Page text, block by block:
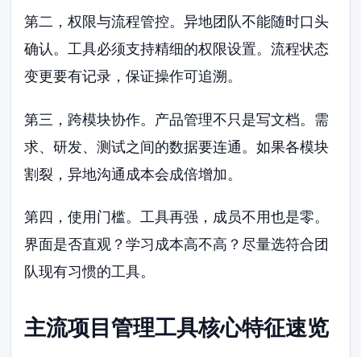
第二，权限与流程管控。异地团队不能随时口头
确认。工具必须支持精细的权限设置。流程状态
变更要有记录，保证操作可追溯。
第三，跨模块协作。产品管理不只是写文档。需
求、研发、测试之间的数据要连通。如果各模块
割裂，异地沟通成本会成倍增加。
第四，使用门槛。工具再强，成员不用也是零。
界面是否直观？学习成本高不高？尽量选符合团
队现有习惯的工具。
主流项目管理工具核心特征速览